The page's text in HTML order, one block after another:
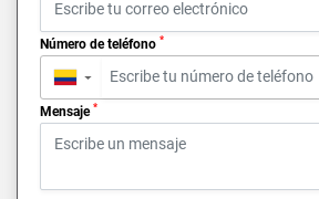
Número de teléfono *
▼
Mensaje *